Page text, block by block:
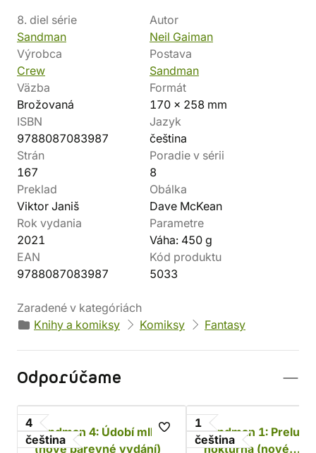
8. diel série
Sandman
Autor
Neil Gaiman
Výrobca
Crew
Postava
Sandman
Väzba
Brožovaná
Formát
170 x 258 mm
ISBN
9788087083987
Jazyk
čeština
Strán
167
Poradie v sérii
8
Preklad
Viktor Janiš
Obálka
Dave McKean
Rok vydania
2021
Parametre
Váha: 450 g
EAN
9788087083987
Kód produktu
5033
Zaradené v kategóriách
Knihy a komiksy
Komiksy Fantasy
Odporúčame
4
čeština
Sandman 4: Údobí mlh
(nové barevné vydání)
1
čeština
Sandman 1:
nokturna (nové